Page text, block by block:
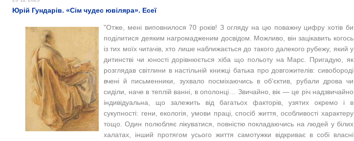
Юрій Гундарів. «Сім чудес ювіляра». Есеї
"Отже, мені виповнилося 70 років! З огляду на цю поважну цифру хотів би
поділитися деяким нагромадженим досвідом. Можливо, він зацікавить когось
із тих моїх читачів, хто лише наближається до такого далекого рубежу, який у
дитинстві чи юності дорівнюється хіба що польоту на Марс. Пригадую, як
розглядав світлини в настільній книжці батька про довгожителів: сивобороді
вчені й письменники, зухвало посміхаючись в об‘єктив, рубали дрова чи
сиділи, наче в теплій ванні, в ополонці… Звичайно, вік — це річ надзвичайно
індивідуальна, що залежить від багатьох факторів, узятих окремо і в
сукупності: гени, екологія, умови праці, спосіб життя, особливості характеру
тощо. Один полюбляє лікуватися, повністю покладаючись на людей у білих
халатах, інший протягом усього життя самотужки відкриває в собі власні